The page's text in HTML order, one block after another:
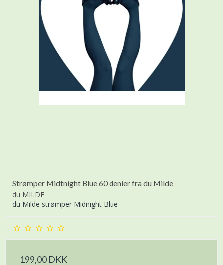
Strømper Midtnight Blue 60 denier fra du Milde
du MILDE
du Milde strømper Midnight Blue
199,00 DKK